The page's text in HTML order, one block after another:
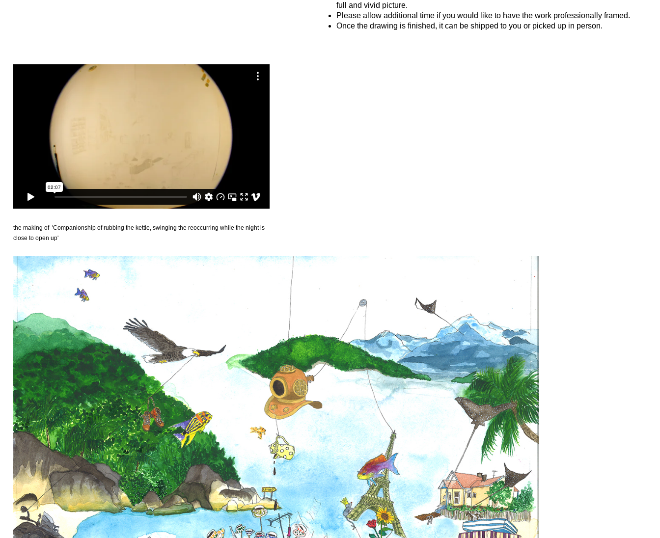
full and vivid picture.
Please allow additional time if you would like to have the work professionally framed.
Once the drawing is finished, it can be shipped to you or picked up in person.
the making of 'Companionship of rubbing the kettle, swinging the reoccurring while the night is
close to open up'